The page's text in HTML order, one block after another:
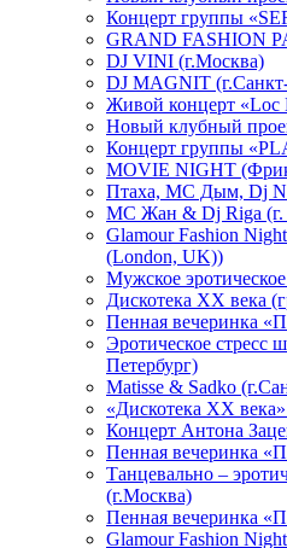
Концерт группы
GRAND FASHION
DJ VINI (г.Москва)
DJ MAGNIT
Живой концерт «Loc
Новый клубный
Концерт группы
MOVIE NIGHT
Птаха, МС Дым, Dj
МС Жан & Dj Riga (г.
Glamour Fashion
(London, UK))
Мужское
Дискотека XX века
Пенная вечеринка
Эротическое стресс
Петербург)
Matisse & Sadko
«Дискотека ХХ
Концерт Антона
Пенная вечеринка
Танцевально –
(г.Москва)
Пенная вечеринка
Glamour Fashion